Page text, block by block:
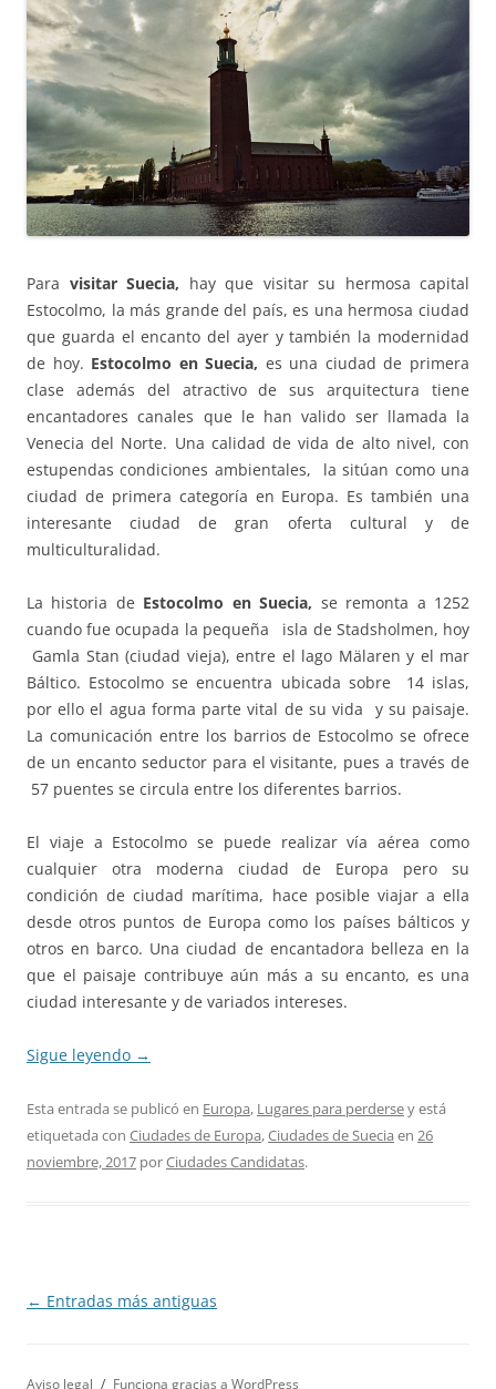
Para visitar Suecia, hay que visitar su hermosa capital
Estocolmo, la más grande del país, es una hermosa ciudad
que guarda el encanto del ayer y también la modernidad
de hoy. Estocolmo en Suecia, es una ciudad de primera
clase además del atractivo de sus arquitectura tiene
encantadores canales que le han valido ser llamada la
Venecia del Norte. Una calidad de vida de alto nivel, con
estupendas condiciones ambientales, la sitúan como una
ciudad de primera categoría en Europa. Es también una
interesante ciudad de gran oferta cultural y de
multiculturalidad.
La historia de Estocolmo en Suecia, se remonta a 1252
cuando fue ocupada la pequeña isla de Stadsholmen, hoy
Gamla Stan (ciudad vieja), entre el lago Mälaren y el mar
Báltico. Estocolmo se encuentra ubicada sobre 14 islas,
por ello el agua forma parte vital de su vida y su paisaje.
La comunicación entre los barrios de Estocolmo se ofrece
de un encanto seductor para el visitante, pues a través de
57 puentes se circula entre los diferentes barrios.
El viaje a Estocolmo se puede realizar vía aérea como
cualquier otra moderna ciudad de Europa pero su
condición de ciudad marítima, hace posible viajar a ella
desde otros puntos de Europa como los países bálticos y
otros en barco. Una ciudad de encantadora belleza en la
que el paisaje contribuye aún más a su encanto, es una
ciudad interesante y de variados intereses.
Sigue leyendo →
Esta entrada se publicó en Europa, Lugares para perdersey está
etiquetada con Ciudades de Europa,Ciudades de Suecia en 26
noviembre, 2017 porCiudades Candidatas.
Navegación
← Entradas más antiguas
Aviso legal Funciona gracias a WordPress